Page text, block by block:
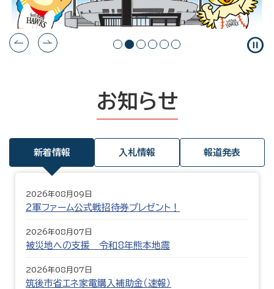
pause_circle
お知らせ
新着情報 入札情報 報道発表
2026年08月09日
2軍ファーム公式戦招待券プレゼント！
2026年08月07日
被災地への支援 令和8年熊本地震
2026年08月07日
筑後市省エネ家電購入補助金（速報）